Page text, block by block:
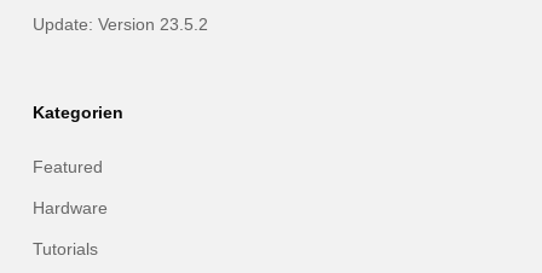
Update: Version 23.5.2
Kategorien
Featured
Hardware
Tutorials